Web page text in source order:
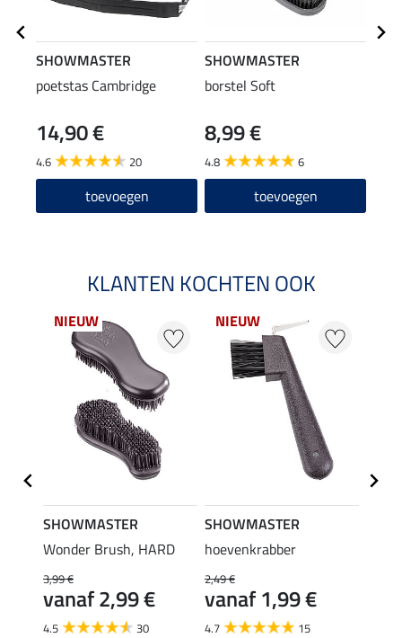
SHOWMASTER
poetstas Cambridge
14,90 €
4.6 20
toevoegen
SHOWMASTER
borstel Soft
8,99 €
4.8 6
toevoegen
KLANTEN KOCHTEN OOK
NIEUW
SHOWMASTER
Wonder Brush, HARD
3,99 €
vanaf 2,99 €
4.5 30
NIEUW
SHOWMASTER
hoevenkrabber
2,49 €
vanaf 1,99 €
4.7 15